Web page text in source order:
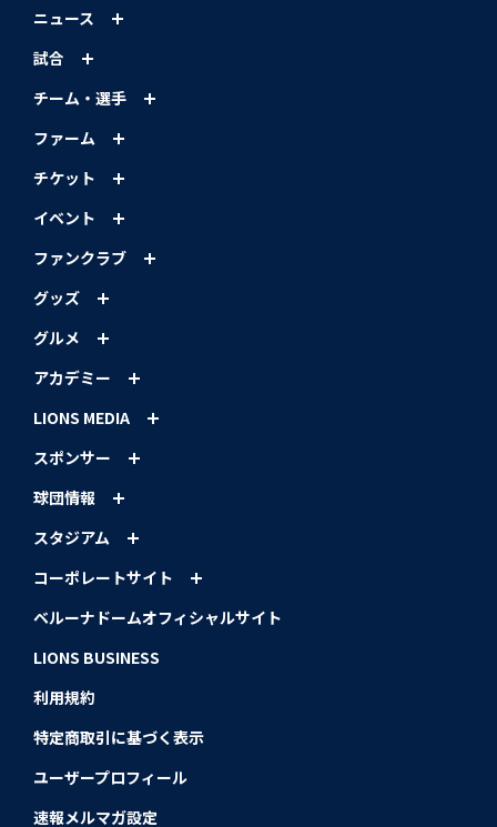
ニュース
試合
チーム・選手
ファーム
チケット
イベント
ファンクラブ
グッズ
グルメ
アカデミー
LIONS MEDIA
スポンサー
球団情報
スタジアム
コーポレートサイト
ベルーナドームオフィシャルサイト
LIONS BUSINESS
利用規約
特定商取引に基づく表示
ユーザープロフィール
速報メルマガ設定